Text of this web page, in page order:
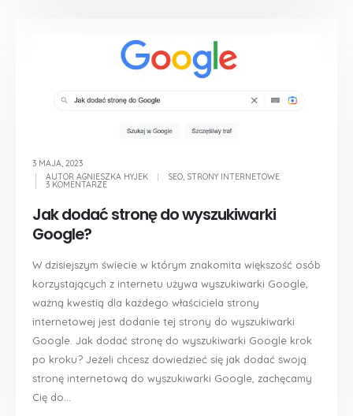
3 MAJA, 2023
AUTOR AGNIESZKA HYJEK SEO, STRONY INTERNETOWE
3 KOMENTARZE
Jak dodać stronę do wyszukiwarki
Google?
W dzisiejszym świecie w którym znakomita większość osób
korzystających z internetu używa wyszukiwarki Google,
ważną kwestią dla każdego właściciela strony
internetowej jest dodanie tej strony do wyszukiwarki
Google. Jak dodać stronę do wyszukiwarki Google krok
po kroku? Jeżeli chcesz dowiedzieć się jak dodać swoją
stronę internetową do wyszukiwarki Google, zachęcamy
Cię do...